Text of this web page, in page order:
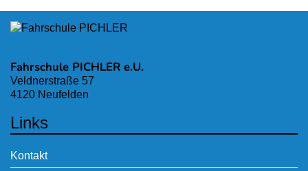
Fahrschule PICHLER e.U.
Veldnerstraße 57
4120 Neufelden
Links
Kontakt